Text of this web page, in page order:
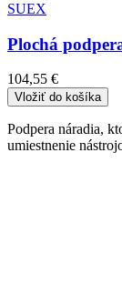
SUEX
Plochá
104,55 €
Vložiť do košíka
Podpera náradia,
umiestnenie